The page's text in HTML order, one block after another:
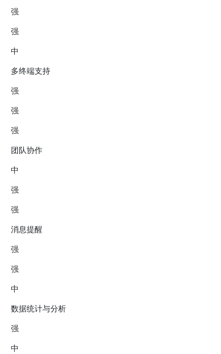
强
强
中
多终端支持
强
强
强
团队协作
中
强
强
消息提醒
强
强
中
数据统计与分析
强
中